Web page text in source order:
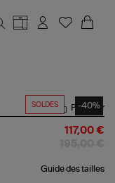
SOLDES -40%
Partager
117,00 €
Guide des tailles